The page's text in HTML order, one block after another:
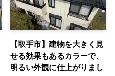
【取手市】建物を大きく見
せる効果もあるカラーで、
明るい外観に仕上がりまし